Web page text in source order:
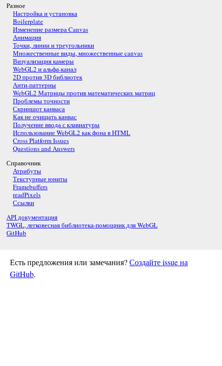
Разное
Настройка и установка
Boilerplate
Изменение размера Canvas
Анимация
Точки, линии и треугольники
Множественные виды, множественные canvas
Визуализация камеры
WebGL2 и альфа-канал
2D против 3D библиотек
Анти-паттерны
WebGL2 Матрицы против математических матриц
Проблемы точности
Скриншот канваса
Как не очищать канвас
Получение ввода с клавиатуры
Использование WebGL2 как фона в HTML
Cross Platform Issues
Questions and Answers
Справочник
Атрибуты
Текстурные юниты
Framebuffers
readPixels
Ссылки
API документация
TWGL, легковесная библиотека-помощник для WebGL
GitHub
Есть предложения или замечания?Создайте issue на
GitHub.